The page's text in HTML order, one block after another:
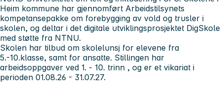
Heim kommune har gjennomført Arbeidstilsynets
kompetansepakke om forebygging av vold og trusler i
skolen, og deltar i det digitale utviklingsprosjektet DigSkole
med støtte fra NTNU.
Skolen har tilbud om skolelunsj for elevene fra
5.-10.klasse, samt for ansatte. Stillingen har
arbeidsoppgaver ved 1. - 10. trinn , og er et vikariat i
perioden 01.08.26 - 31.07.27.